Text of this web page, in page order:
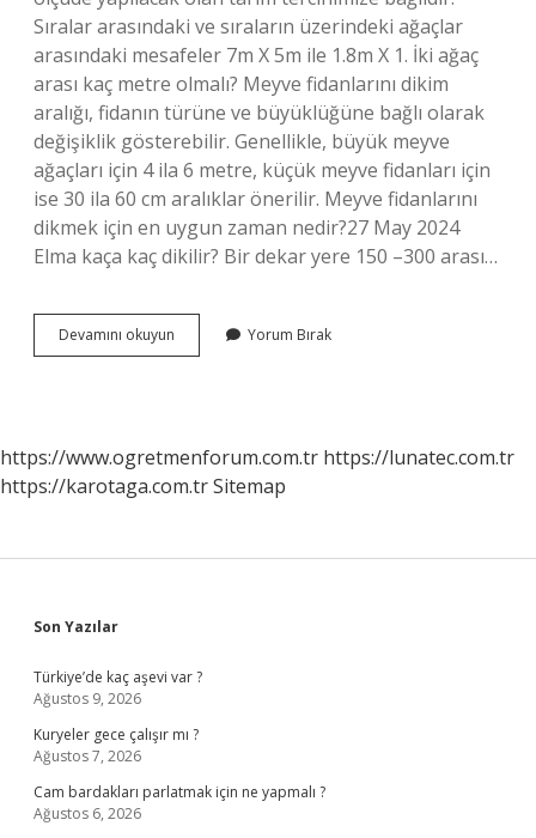
Sıralar arasındaki ve sıraların üzerindeki ağaçlar
arasındaki mesafeler 7m X 5m ile 1.8m X 1. İki ağaç
arası kaç metre olmalı? Meyve fidanlarını dikim
aralığı, fidanın türüne ve büyüklüğüne bağlı olarak
değişiklik gösterebilir. Genellikle, büyük meyve
ağaçları için 4 ila 6 metre, küçük meyve fidanları için
ise 30 ila 60 cm aralıklar önerilir. Meyve fidanlarını
dikmek için en uygun zaman nedir?27 May 2024
Elma kaça kaç dikilir? Bir dekar yere 150 –300 arası…
Devamını okuyun
Ağaçları
Dikilir
Yorum Bırak
https://www.ogretmenforum.com.tr https://lunatec.com.tr
https://karotaga.com.trSitemap
Sidebar
Son Yazılar
Türkiye’de kaç aşevi var ?
Ağustos 9, 2026
Kuryeler gece çalışır mı ?
Ağustos 7, 2026
Cam bardakları parlatmak için ne yapmalı ?
Ağustos 6, 2026